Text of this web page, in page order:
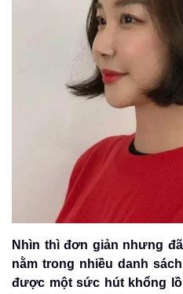
Nhìn thì đơn giản nhưng
nằm trong nhiều danh
được một sức hút khổng